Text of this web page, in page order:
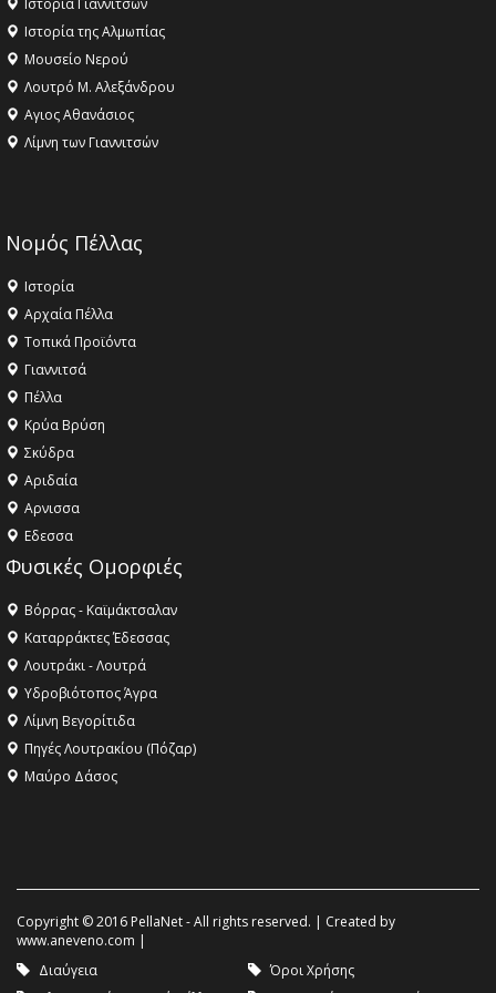
Ιστορία Γιαννιτσών
Ιστορία της Αλμωπίας
Μουσείο Νερού
Λουτρό Μ. Αλεξάνδρου
Αγιος Αθανάσιος
Λίμνη των Γιαννιτσών
Νομός Πέλλας
Ιστορία
Αρχαία Πέλλα
Τοπικά Προϊόντα
Γιαννιτσά
Πέλλα
Κρύα Βρύση
Σκύδρα
Αριδαία
Aρνισσα
Eδεσσα
Φυσικές Ομορφιές
Βόρρας - Καϊμάκτσαλαν
Καταρράκτες Έδεσσας
Λουτράκι - Λουτρά
Υδροβιότοπος Άγρα
Λίμνη Βεγορίτιδα
Πηγές Λουτρακίου (Πόζαρ)
Μαύρο Δάσος
Copyright © 2016 PellaNet - All rights reserved. | Created by
www.aneveno.com |
Διαύγεια
Όροι Χρήσης